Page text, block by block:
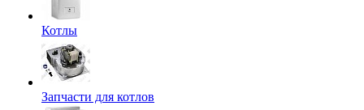
Котлы
Запчасти для котлов